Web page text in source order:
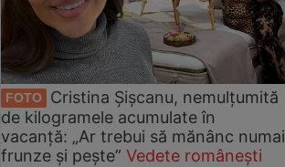
FOTO
Cristina Șișcanu, nemulțumită
de kilogramele acumulate în
vacanță: „Ar trebui să mănânc numai
frunze și pește” Vedete românești